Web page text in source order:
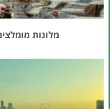
מלונות